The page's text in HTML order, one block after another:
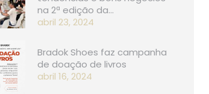
na 2ª edição da…
abril 23, 2024
Bradok Shoes faz campanha
de doação de livros
abril 16, 2024